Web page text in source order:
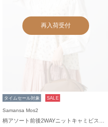
再入荷受付
タイムセール対象 SALE
Samansa Mos2